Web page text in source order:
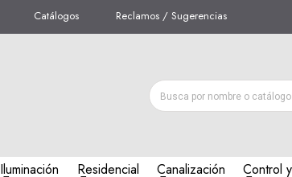
Catálogos Reclamos / Sugerencias
Iluminación Residencial Canalización Control